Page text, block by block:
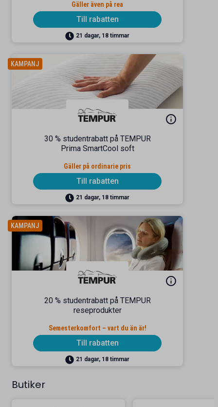
Gäller även på rea
Till rabatten
21 dagar, 18 timmar
KAMPANJ
30 % studentrabatt på TEMPUR
Prima SmartCool soft
Gäller på ordinarie pris
Till rabatten
21 dagar, 18 timmar
KAMPANJ
20 % studentrabatt på TEMPUR
reseprodukter
Semesterkomfort – vart du än är!
Till rabatten
21 dagar, 18 timmar
Butiker